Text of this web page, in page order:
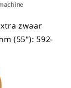
zwaar
(55"): 592-